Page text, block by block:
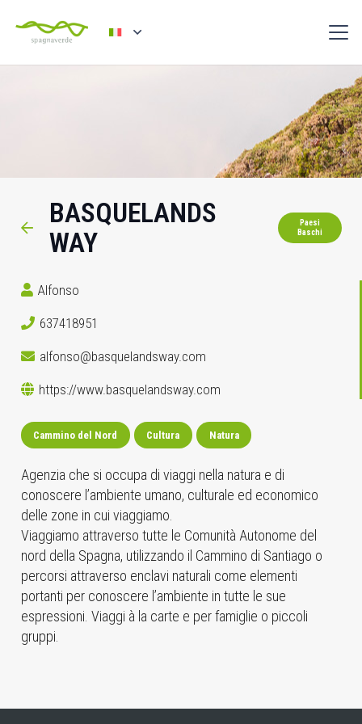
BASQUELANDS
WAY
Paesi
Baschi
Alfonso
637418951
alfonso@basquelandsway.com
https://www.basquelandsway.com
Cammino del Nord Cultura Natura
Agenzia che si occupa di viaggi nella natura e di
conoscere l’ambiente umano, culturale ed economico
delle zone in cui viaggiamo.
Viaggiamo attraverso tutte le Comunità Autonome del
nord della Spagna, utilizzando il Cammino di Santiago o
percorsi attraverso enclavi naturali come elementi
portanti per conoscere l’ambiente in tutte le sue
espressioni. Viaggi à la carte e per famiglie o piccoli
gruppi.